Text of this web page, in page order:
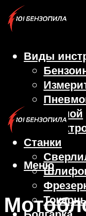
Виды
Ручной
Станки
Меню